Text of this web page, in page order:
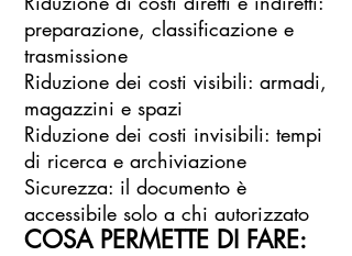
preparazione, classificazione e
trasmissione
Riduzione dei costi visibili: armadi,
magazzini e spazi
Riduzione dei costi invisibili: tempi
di ricerca e archiviazione
Sicurezza: il documento è
accessibile solo a chi autorizzato
COSA PERMETTE DI FARE: